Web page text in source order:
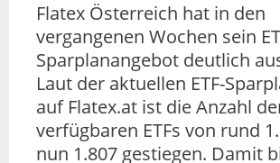
Flatex Österreich hat in den
vergangenen Wochen sein
Sparplanangebot deutlich
Laut der aktuellen ETF-
auf Flatex.at ist die Anzahl
verfügbaren ETFs von rund
nun 1.807 gestiegen. Damit